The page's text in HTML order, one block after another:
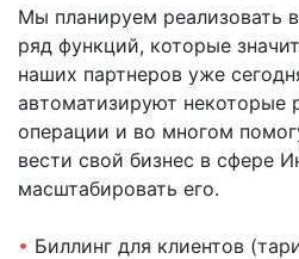
Мы планируем реализовать
ряд функций, которые
наших партнеров уже
автоматизируют некоторые
операции и во многом
вести свой бизнес в сфере
масштабировать его.
• Биллинг для клиентов